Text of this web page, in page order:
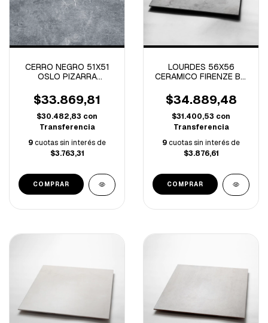
CERRO NEGRO 51X51
OSLO PIZARRA
$33.869,81
$30.482,83 con
Transferencia
9cuotas sin interés de
$3.763,31
LOURDES 56X56
CERAMICO FIRENZE BR.
$34.889,48
$31.400,53 con
Transferencia
9cuotas sin interés de
$3.876,61